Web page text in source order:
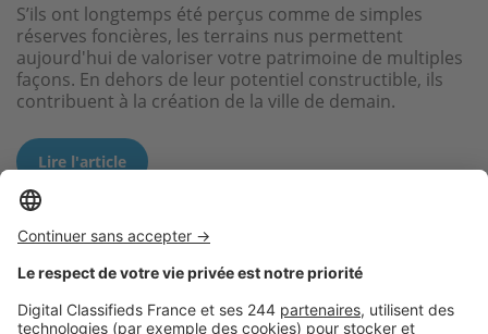
S’ils ont longtemps été perçus comme de simples
réserves foncières, les terrains nus permettent
aujourd'hui de valoriser votre patrimoine de multiples
façons. En dehors de leur potentiel constructible, ils
contribuent à la création de la ville de demain.
Lire l'article
Logic-Immo c’est aussi …